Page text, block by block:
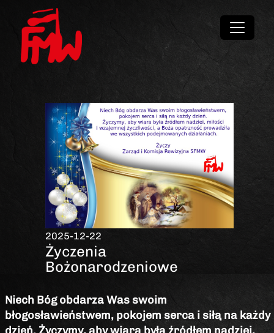
2025-12-22
Życzenia
Bożonarodzeniowe
Niech Bóg obdarza Was swoim
błogosławieństwem, pokojem serca i siłą na każdy